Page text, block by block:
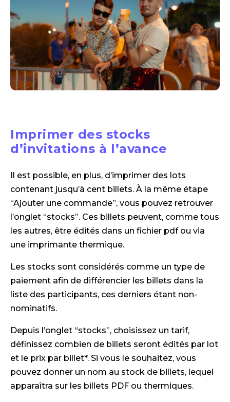
Imprimer des stocks
d’invitations à l’avance
Il est possible, en plus, d’imprimer des lots
contenant jusqu’à cent billets. À la même étape
“Ajouter une commande”, vous pouvez retrouver
l’onglet “stocks”. Ces billets peuvent, comme tous
les autres, être édités dans un fichier pdf ou via
une imprimante thermique.
Les stocks sont considérés comme un type de
paiement afin de différencier les billets dans la
liste des participants, ces derniers étant non-
nominatifs.
Depuis l’onglet “stocks”, choisissez un tarif,
définissez combien de billets seront édités par lot
et le prix par billet*. Si vous le souhaitez, vous
pouvez donner un nom au stock de billets, lequel
apparaîtra sur les billets PDF ou thermiques.